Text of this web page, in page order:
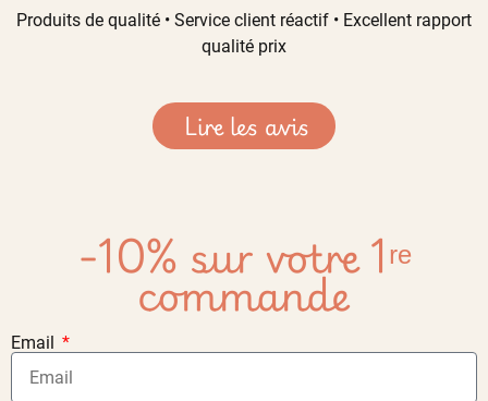
Produits de qualité • Service client réactif • Excellent rapport
qualité prix
Lire les avis
-10% sur votre 1ʳᵉ
commande
Email